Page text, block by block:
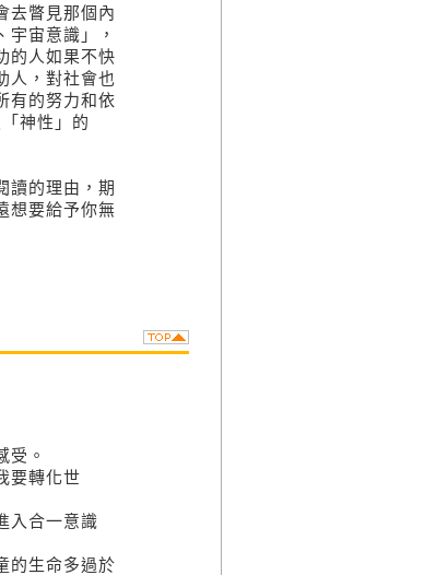
去瞥見那個內
宙意識」，
的人如果不快
人，對社會也
有的努力和依
神性」的
讀的理由，期
想要給予你無
受。
要轉化世
入合一意識
的生命多過於